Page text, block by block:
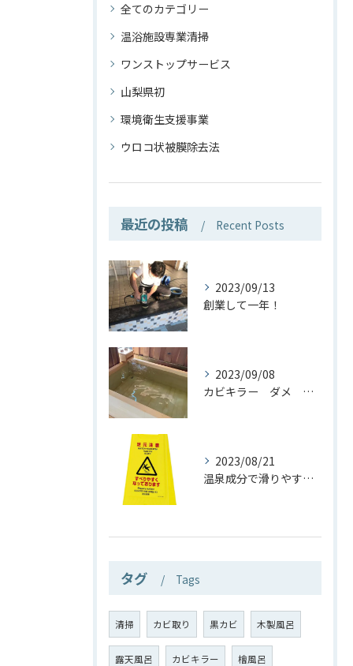
全てのカテゴリー
温浴施設専業清掃
ワンストップサービス
山梨県初
環境衛生支援事業
ウロコ状被膜除去法
最近の投稿 Recent Posts
2023/09/13
創業して一年！
2023/09/08
カビキラー ダメ 絶対！
2023/08/21
温泉成分で滑りやすい？ほんと？
タグ Tags
清掃 カビ取り 黒カビ 木製風呂
露天風呂 カビキラー 檜風呂